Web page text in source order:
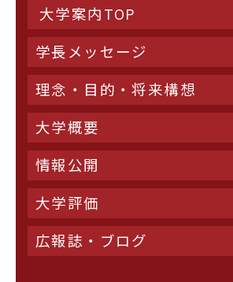
大学案内TOP
学長メッセージ
理念・目的・将来構想
大学概要
情報公開
大学評価
広報誌・ブログ